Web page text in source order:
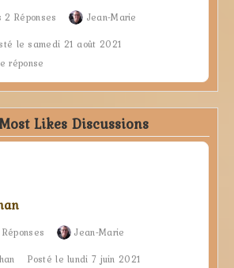
2 Réponses
Jean-Marie
le samedi 21 août 2021
réponse
Likes Discussions
Jean-Marie
Posté le lundi 7 juin 2021